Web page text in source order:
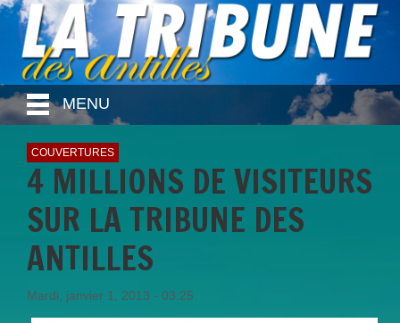
MENU
COUVERTURES
4 MILLIONS DE VISITEURS
SUR LA TRIBUNE DES
ANTILLES
Mardi, janvier 1, 2013 - 03:25